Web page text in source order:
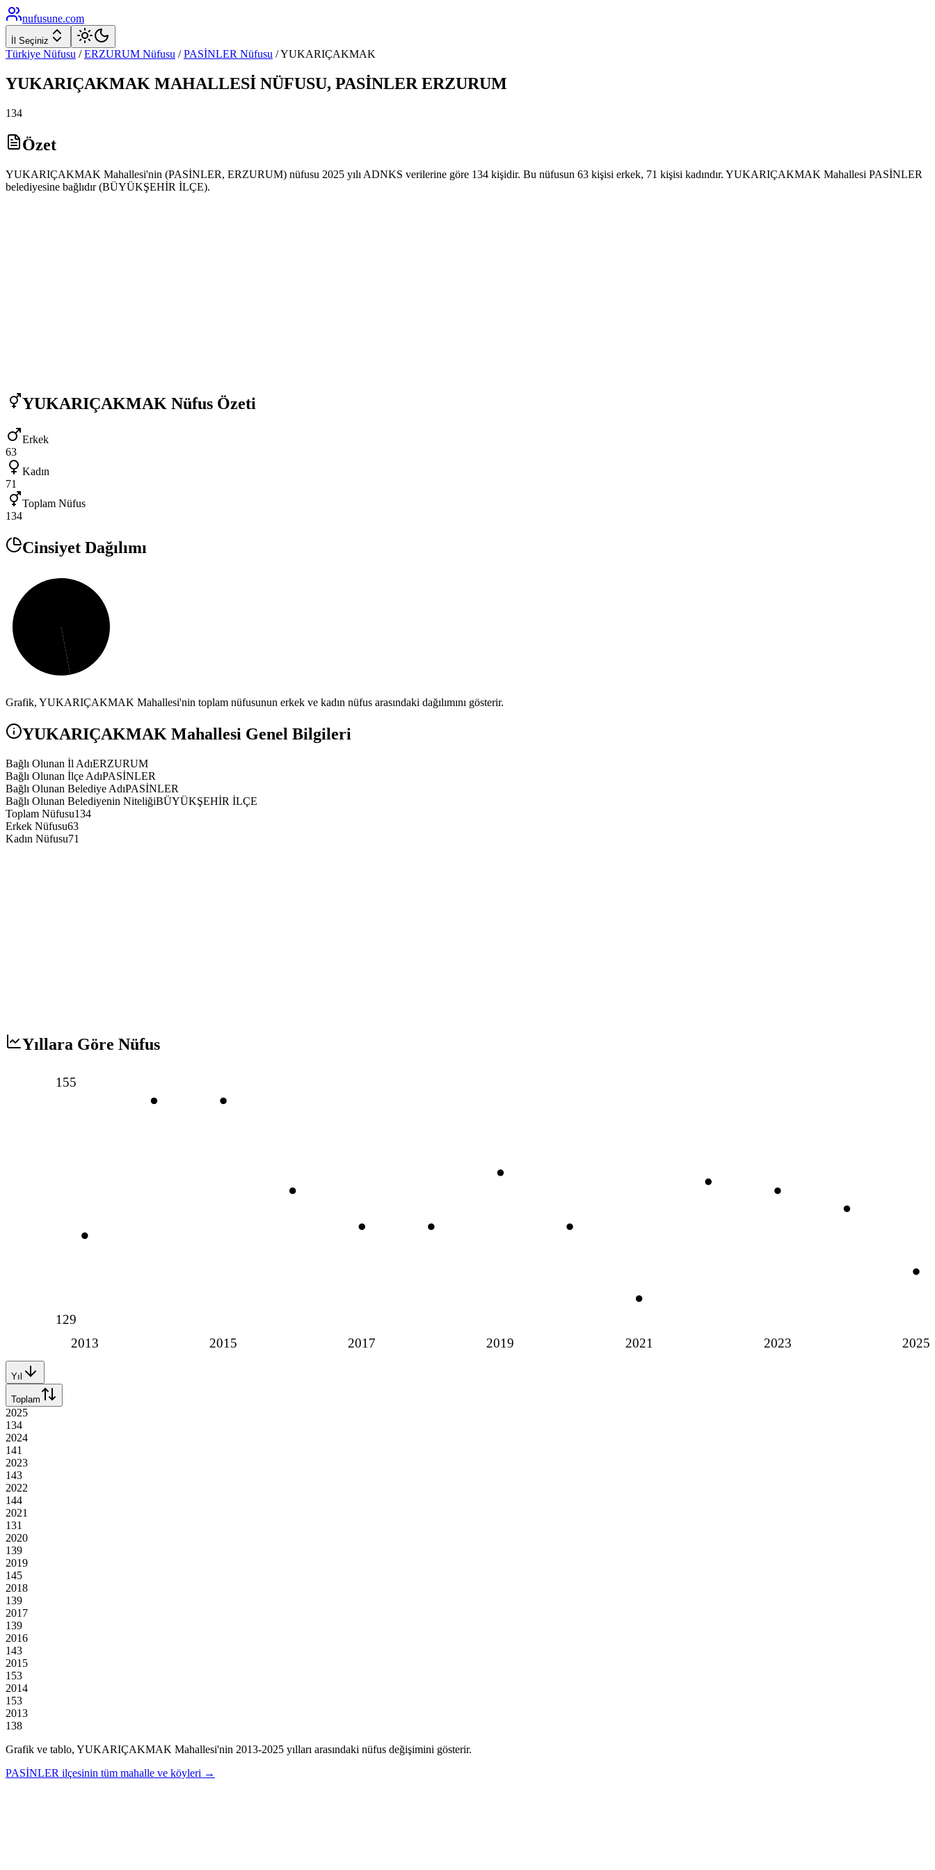
nufusune.com
İl Seçiniz
Türkiye Nüfusu / ERZURUM Nüfusu / PASİNLER Nüfusu /YUKARIÇAKMAK
YUKARIÇAKMAK MAHALLESİ NÜFUSU, PASİNLER ERZURUM
134
Özet
YUKARIÇAKMAK Mahallesi'nin (PASİNLER, ERZURUM) nüfusu 2025 yılı ADNKS verilerine göre 134 kişidir. Bu nüfusun 63 kişisi erkek, 71 kişisi kadındır. YUKARIÇAKMAK Mahallesi PASİNLER
belediyesine bağlıdır (BÜYÜKŞEHİR İLÇE).
YUKARIÇAKMAK Nüfus Özeti
Erkek
63
Kadın
71
Toplam Nüfus
134
Cinsiyet Dağılımı
Grafik, YUKARIÇAKMAK Mahallesi'nin toplam nüfusunun erkek ve kadın nüfus arasındaki dağılımını gösterir.
YUKARIÇAKMAK Mahallesi Genel Bilgileri
Bağlı Olunan İl AdıERZURUM
Bağlı Olunan İlçe AdıPASİNLER
Bağlı Olunan Belediye AdıPASİNLER
Bağlı Olunan Belediyenin NiteliğiBÜYÜKŞEHİR İLÇE
Toplam Nüfusu134
Erkek Nüfusu63
Kadın Nüfusu71
Yıllara Göre Nüfus
2013 2015 2017 2019 2021 2023 2025
155
129
Yıl
Toplam
2025
134
2024
141
2023
143
2022
144
2021
131
2020
139
2019
145
2018
139
2017
139
2016
143
2015
153
2014
153
2013
138
Grafik ve tablo, YUKARIÇAKMAK Mahallesi'nin 2013-2025 yılları arasındaki nüfus değişimini gösterir.
PASİNLER ilçesinin tüm mahalle ve köyleri →